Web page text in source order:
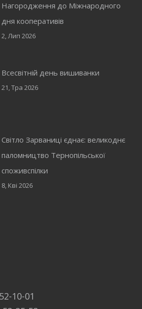
Нагородження до Міжнародного
дня кооперативів
2, Лип 2026
Всесвітній день вишиванки
21, Тра 2026
Світло Зарваниці єднає: великоднє
паломництво Тернопільської
споживспілки
8, Кві 2026
10-01